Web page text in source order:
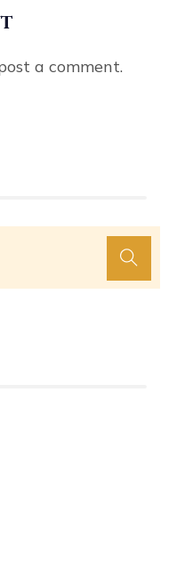
a comment.